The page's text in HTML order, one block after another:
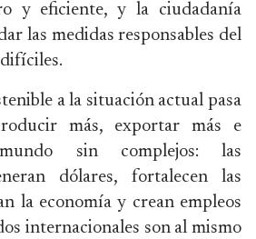
y eficiente, y la ciudadanía
las medidas responsables del
a la situación actual pasa
más, exportar más e
sin complejos: las
dólares, fortalecen las
la economía y crean empleos
internacionales son al mismo